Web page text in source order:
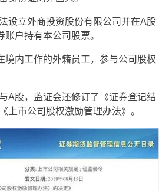
设立外商投资股份有限公司并在A股
账户持有本公司股票。
境内工作的外籍员工，参与公司股权
A股，监证会还修订了《证券登记结
上市公司股权激励管理办法》。